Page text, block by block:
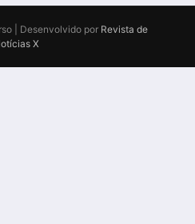
| Desenvolvido por Revista de
X